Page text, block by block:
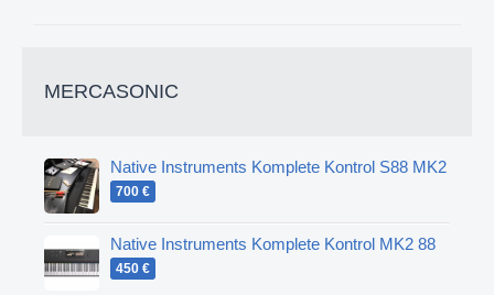
MERCASONIC
Native Instruments Komplete Kontrol S88 MK2
700 €
Native Instruments Komplete Kontrol MK2 88
450 €